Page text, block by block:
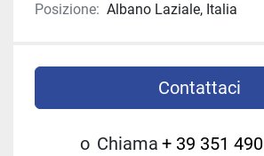
Posizione: Albano Laziale, Italia
Contattaci
o Chiama + 39 351